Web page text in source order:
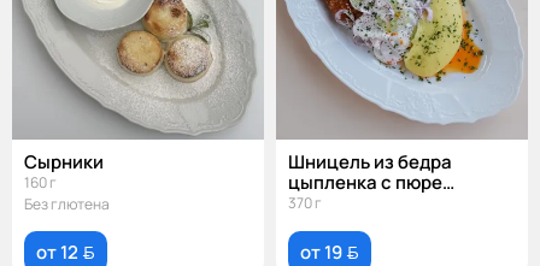
Сырники
160 г
Без глютена
от 12 
Шницель из бедра
цыпленка с пюре
и салатом из огурцов
370 г
от 19 